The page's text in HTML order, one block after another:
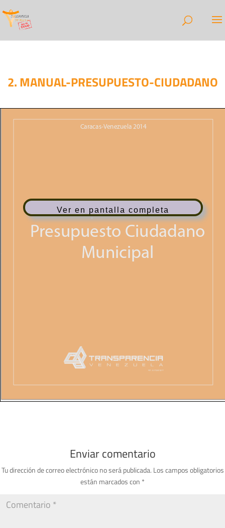
2. MANUAL-PRESUPUESTO-CIUDADANO
Ver en pantalla completa
Enviar comentario
Tu dirección de correo electrónico no será publicada. Los campos obligatorios
están marcados con *